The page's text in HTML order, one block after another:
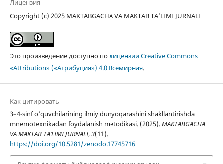
Лицензия
Copyright (c) 2025 MAKTABGACHA VA MAKTAB TA’LIMI JURNALI
Это произведение доступно полицензии Creative Commons
«Attribution» («Атрибуция») 4.0 Всемирная.
Как цитировать
3–4-sinf o‘quvchilarining ilmiy dunyoqarashini shakllantirishda
mnemotexnikadan foydalanish metodikasi. (2025).MAKTABGACHA
VA MAKTAB TA’LIMI JURNALI,3(11).
https://doi.org/10.5281/zenodo.17745716